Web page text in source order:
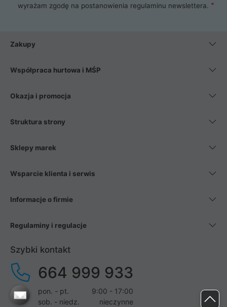
wyrażam zgodę na postanowienia regulaminu newslettera.
Zakupy
Współpraca hurtowa i MŚP
Okazja i promocja
Struktura strony
Sklepy marek
Wsparcie klienta i serwis
Informacje o firmie
Regulaminy i regulacje
Szybki kontakt
664 999 933
pon. - pt.
9:00 - 17:00
sob. - niedz.
nieczynne